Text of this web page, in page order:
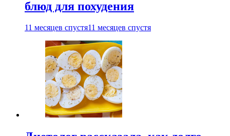
блюд для похудения
11 месяцев спустя11 месяцев спустя